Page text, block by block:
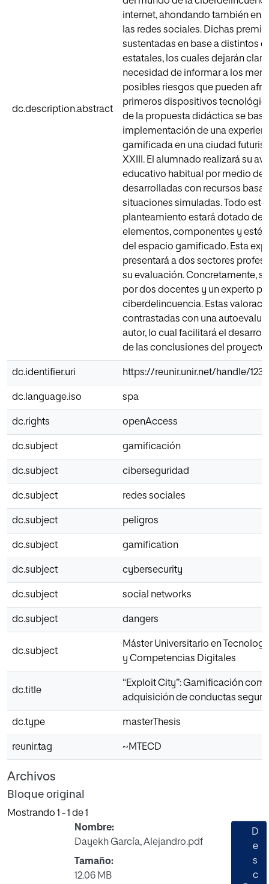
dc.description.abstract
internet, ahondando también en
las redes sociales. Dichas
sustentadas en base a distintos
estatales, los cuales dejarán clara
necesidad de informar a los
posibles riesgos que pueden
primeros dispositivos
de la propuesta didáctica se
implementación de una
gamificada en una ciudad
XXIII. El alumnado realizará su
educativo habitual por medio de
desarrolladas con recursos
situaciones simuladas. Todo este
planteamiento estará dotado de
elementos, componentes y
del espacio gamificado. Esta
presentará a dos sectores
su evaluación. Concretamente,
por dos docentes y un experto
ciberdelincuencia. Estas
contrastadas con una
autor, lo cual facilitará el
de las conclusiones del proyecto.
dc.identifier.uri https://reunir.unir.net/handle/
dc.language.iso spa
dc.rights openAccess
dc.subject gamificación
dc.subject ciberseguridad
dc.subject redes sociales
dc.subject peligros
dc.subject gamification
dc.subject cybersecurity
dc.subject social networks
dc.subject dangers
dc.subject
Máster Universitario en
y Competencias Digitales
dc.title
“Exploit City”: Gamificación
adquisición de conductas
dc.type masterThesis
reunir.tag ~MTECD
Archivos
Bloque original
Mostrando 1 - 1 de 1
Nombre:
Dayekh García, Alejandro.pdf
Tamaño:
12.06 MB
D
e
s
c